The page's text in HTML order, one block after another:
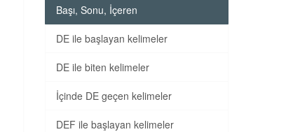
Başı, Sonu, İçeren
DE ile başlayan kelimeler
DE ile biten kelimeler
İçinde DE geçen kelimeler
DEF ile başlayan kelimeler